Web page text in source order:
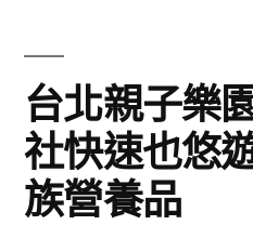
台北親子樂
社快速也悠
族營養品